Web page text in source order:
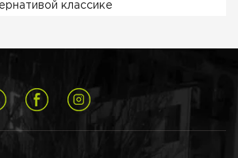
классике